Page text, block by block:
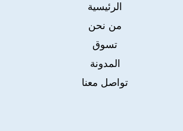
الرئيسية
من نحن
تسوق
المدونة
تواصل معنا